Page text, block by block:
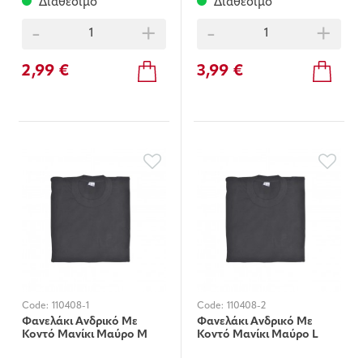
Διαθέσιμο
- +
2,99 €
Διαθέσιμο
- +
3,99 €
Code: 110408-1
Φανελάκι Ανδρικό Με
Κοντό Μανίκι Μαύρο Μ
Code: 110408-2
Φανελάκι Ανδρικό Με
Κοντό Μανίκι Μαύρο L